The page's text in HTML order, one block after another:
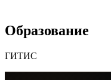
Образование
ГИТИС